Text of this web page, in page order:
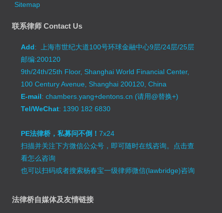
Sitemap
联系律师 Contact Us
Add: 上海市世纪大道100号环球金融中心9层/24层/25层
邮编:200120
9th/24th/25th Floor, Shanghai World Financial Center,
100 Century Avenue, Shanghai 200120, China
E-mail: chambers.yang+dentons.cn (请用@替换+)
Tel/WeChat: 1390 182 6830
PE法律桥，私募问不倒！7x24
扫描并关注下方微信公众号，即可随时在线咨询。 点击查
看怎么咨询
也可以扫码或者搜索杨春宝一级律师微信(lawbridge)咨询
法律桥自媒体及友情链接